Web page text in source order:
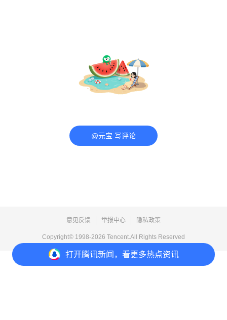
打开腾讯新闻，看更多热点资讯
@元宝 写评论
意见反馈 举报中心 隐私政策
Copyright© 1998-2026 Tencent.All Rights Reserved